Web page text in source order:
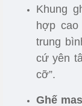
Khung
hợp
trung
cứ yên
cỡ”.
Ghế